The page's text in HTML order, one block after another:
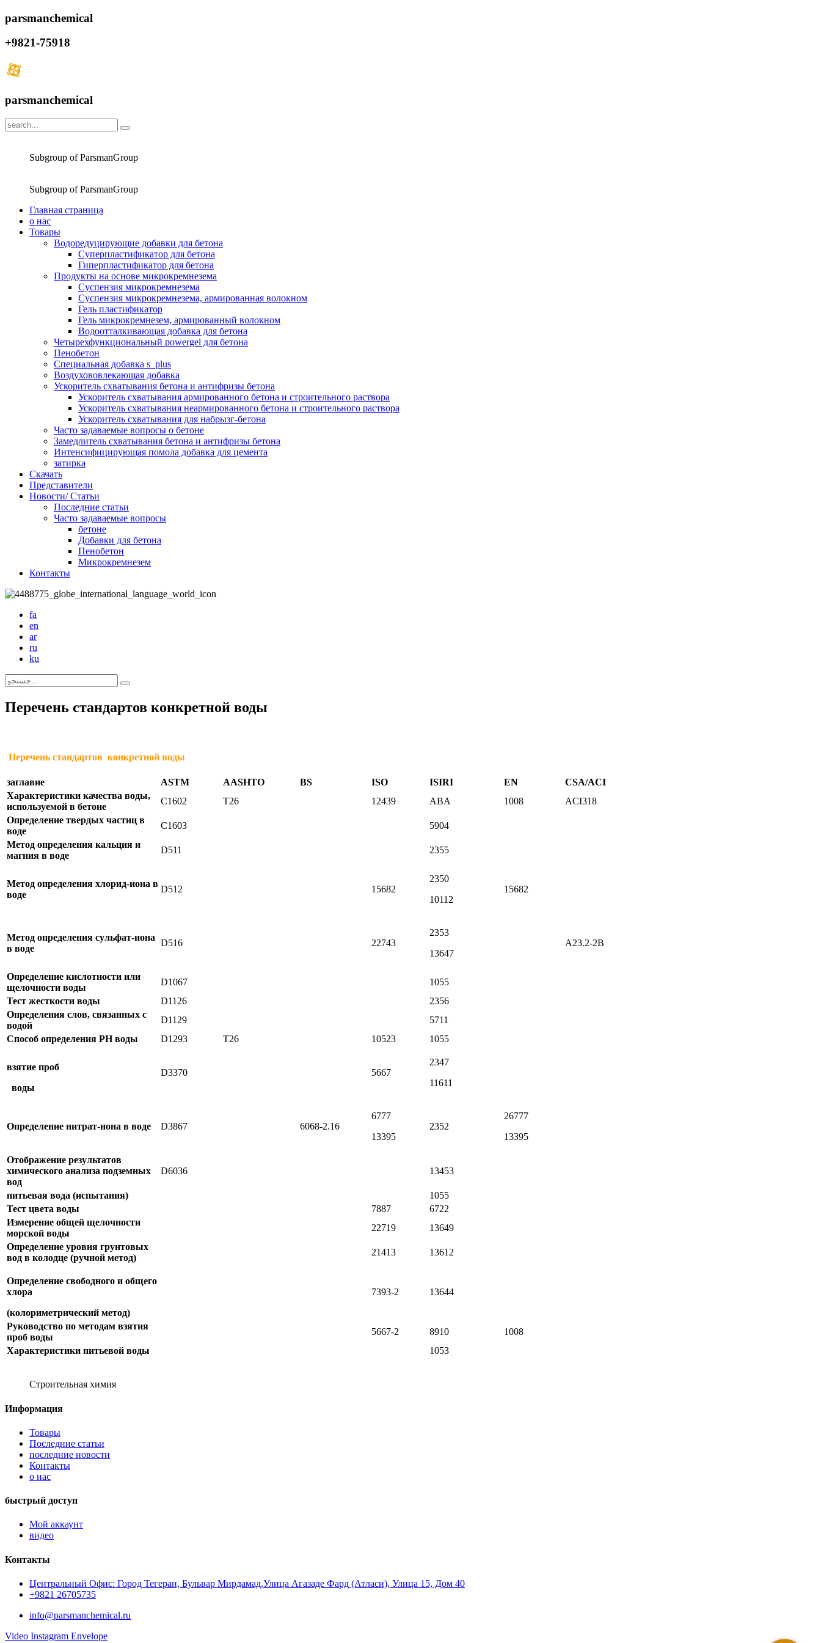
parsmanchemical
+9821-75918
parsmanchemical
Subgroup of ParsmanGroup
Subgroup of ParsmanGroup
Главная страница
о нас
Товары
Водоредуцирующие добавки для бетона
Суперпластификатор для бетона
Гиперпластификатор для бетона
Продукты на основе микрокремнезема
Суспензия микрокремнезема
Суспензия микрокремнезема, армированная волокном
Гель пластификатор
Гель микрокремнезем, армированный волокном
Водоотталкивающая добавка для бетона
Четырехфункциональный powergel для бетона
Пенобетон
Специальная добавка s_plus
Воздухововлекающая добавка
Ускоритель схватывания бетона и антифризы бетона
Ускоритель схватывания армированного бетона и строительного раствора
Ускоритель схватывания неармированного бетона и строительного раствора
Ускоритель схватывания для набрызг-бетона
Часто задаваемые вопросы о бетоне
Замедлитель схватывания бетона и антифризы бетона
Интенсифицирующая помола добавка для цемента
затирка
Скачать
Представители
Новости/ Статьи
Последние статьи
Часто задаваемые вопросы
бетоне
Добавки для бетона
Пенобетон
Микрокремнезем
Контакты
fa
en
ar
ru
ku
Перечень стандартов конкретной воды
Перечень стандартов конкретной воды
заглавие ASTM AASHTO BS ISO ISIRI EN
CSA/ACI
Характеристики качества воды,
используемой в бетоне
C1602 T26 12439 ABA 1008
ACI318
Определение твердых частиц в
воде
C1603
5904
Метод определения кальция и
магния в воде
D511 2355
Метод определения хлорид-иона в
воде
D512 15682
2350
10112
15682
Метод определения сульфат-иона
в воде
D516 22743
2353
13647
A23.2-2B
Определение кислотности или
щелочности воды
D1067
1055
Тест жесткости воды
D1126
2356
Определения слов, связанных с
водой
D1129
5711
Способ определения PН воды
D1293 T26 10523 1055
взятие проб
воды
D3370 5667
2347
11611
Определение нитрат-иона в воде D3867 6068-2.16
6777
13395
2352
26777
13395
Отображение результатов
химического анализа подземных
вод
D6036 13453
питьевая вода (испытания)
1055
Тест цвета воды
7887
6722
Измерение общей щелочности
морской воды
22719
13649
Определение уровня грунтовых
вод в колодце (ручной метод)
21413 13612
Определение свободного и общего
хлора
(колориметрический метод)
7393-2 13644
Руководство по методам взятия
проб воды
5667-2 8910
1008
Характеристики питьевой воды
1053
Строительная химия
Информация
Товары
Последние статьи
последние новости
Контакты
о нас
быстрый доступ
Мой аккаунт
видео
Контакты
Центральный Офис: Город Тегеран, Бульвар Мирдамад,Улица Агазаде Фард (Атласи), Улица 15, Дом 40
+9821 26705735
info@parsmanchemical.ru
Video Instagram Envelope